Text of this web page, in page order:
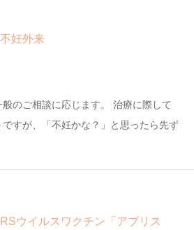
不妊外来
のご相談に応じます。 治療に際して
すが、「不妊かな？」と思ったら先ず
RSウイルスワクチン「アブリス